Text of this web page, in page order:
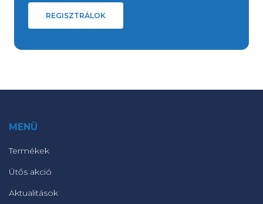
REGISZTRÁLOK
MENÜ
Termékek
Ütős akció
Aktualitások